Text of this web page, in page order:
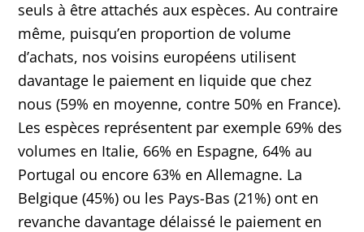
seuls à être attachés aux espèces. Au contraire
même, puisqu’en proportion de volume
d’achats, nos voisins européens utilisent
davantage le paiement en liquide que chez
nous (59% en moyenne, contre 50% en France).
Les espèces représentent par exemple 69% des
volumes en Italie, 66% en Espagne, 64% au
Portugal ou encore 63% en Allemagne. La
Belgique (45%) ou les Pays-Bas (21%) ont en
revanche davantage délaissé le paiement en